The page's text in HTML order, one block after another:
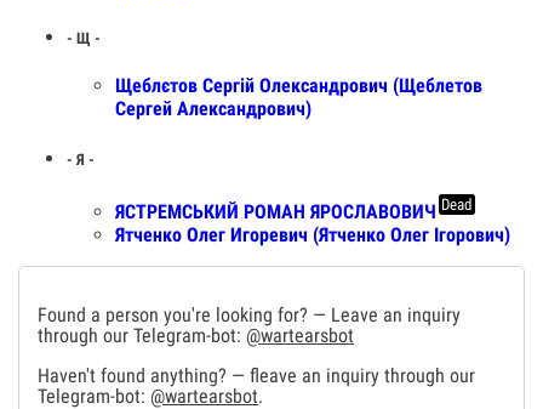
- Щ -
Щеблєтов Сергій Олександрович (Щеблетов
Сергей Александрович)
- Я -
ЯСТРЕМСЬКИЙ РОМАН ЯРОСЛАВОВИЧ Dead
Ятченко Олег Игоревич (Ятченко Олег Ігорович)
Found a person you're looking for? — Leave an inquiry
through our Telegram-bot: @wartearsbot
Haven't found anything? — fleave an inquiry through our
Telegram-bot: @wartearsbot.